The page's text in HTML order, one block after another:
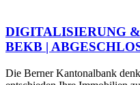
DIGITALISIERUNG
BEKB |
Die Berner Kantonalbank